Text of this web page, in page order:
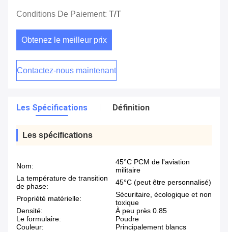
Conditions De Paiement: T/T
Obtenez le meilleur prix
Contactez-nous maintenant
Les Spécifications Définition
Les spécifications
Nom:
45°C PCM de l'aviation
militaire
La température de transition
de phase:
45°C (peut être personnalisé)
Propriété matérielle:
Sécuritaire, écologique et non
toxique
Densité:
À peu près 0.85
Le formulaire:
Poudre
Couleur:
Principalement blancs